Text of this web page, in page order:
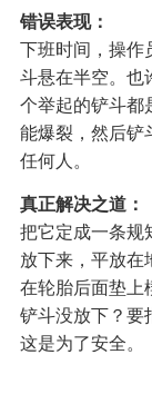
错误表现：
下班时间，操作
斗悬在半空。也
个举起的铲斗都
能爆裂，然后
任何人。
真正解决之道：
把它定成一条规
放下来，平放在
在轮胎后面垫上
铲斗没放下？
这是为了安全。